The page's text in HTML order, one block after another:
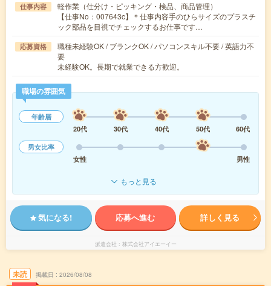
仕事内容
軽作業（仕分け・ピッキング・検品、商品管理）
【仕事No：007643c】＊仕事内容手のひらサイズのプラスチ
ック部品を目視でチェックするお仕事です…
応募資格
職種未経験OK / ブランクOK / パソコンスキル不要 / 英語力不
要
未経験OK。長期で就業できる方歓迎。
職場の雰囲気
年齢層
20代
30代 40代 50代
60代
男女比率
女性
男性
もっと見る
気になる! 応募へ進む 詳しく見る
派遣会社 株式会社アイエーイー
未読 掲載日 2026/08/08